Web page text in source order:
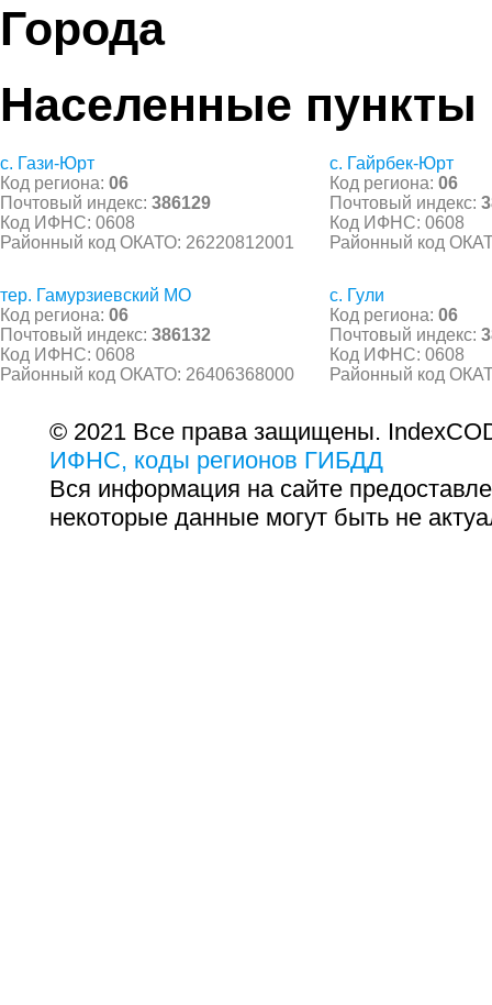
Города
Населенные пункты
с. Гази-Юрт
Код региона: 06
Почтовый индекс: 386129
Код ИФНС: 0608
Районный код ОКАТО: 26220812001
с. Гайрбек-Юрт
Код региона: 06
Почтовый индекс:
Код ИФНС: 0608
Районный код
тер. Гамурзиевский МО
Код региона: 06
Почтовый индекс: 386132
Код ИФНС: 0608
Районный код ОКАТО: 26406368000
с. Гули
Код региона: 06
Почтовый индекс:
Код ИФНС: 0608
Районный код
© 2021 Все права защищены.
ИФНС, коды регионов ГИБДД
Вся информация на сайте
некоторые данные могут быть не